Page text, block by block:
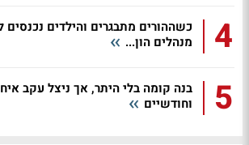
4
כשההורים מתבגרים והילדים נכנסים
מנהלים הון...
5
בנה קומה בלי היתר, אך ניצל עקב
וחודשיים